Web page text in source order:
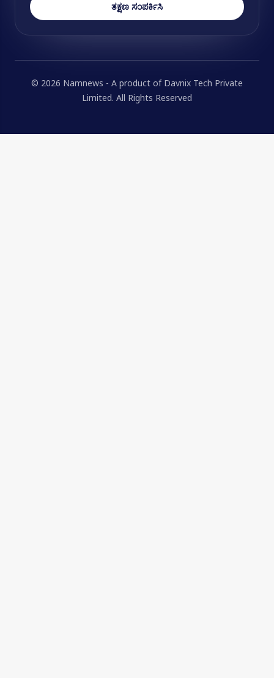
ತಕ್ಷಣ ಸಂಪರ್ಕಿಸಿ
© 2026 Namnews - A product of Davnix Tech Private
Limited. All Rights Reserved